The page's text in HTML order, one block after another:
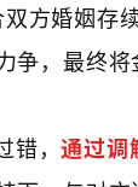
方婚姻存
，最终将
错，通过